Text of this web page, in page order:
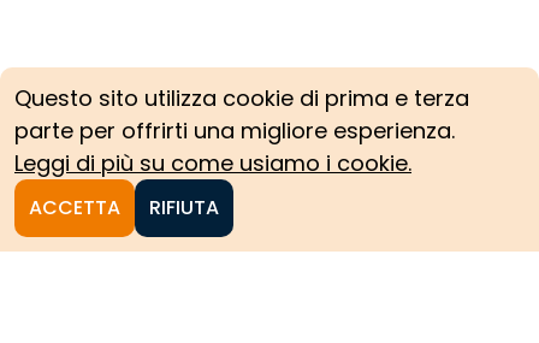
Questo sito utilizza cookie di prima e terza
parte per offrirti una migliore esperienza.
Leggi di più su come usiamo i cookie.
ACCETTA RIFIUTA